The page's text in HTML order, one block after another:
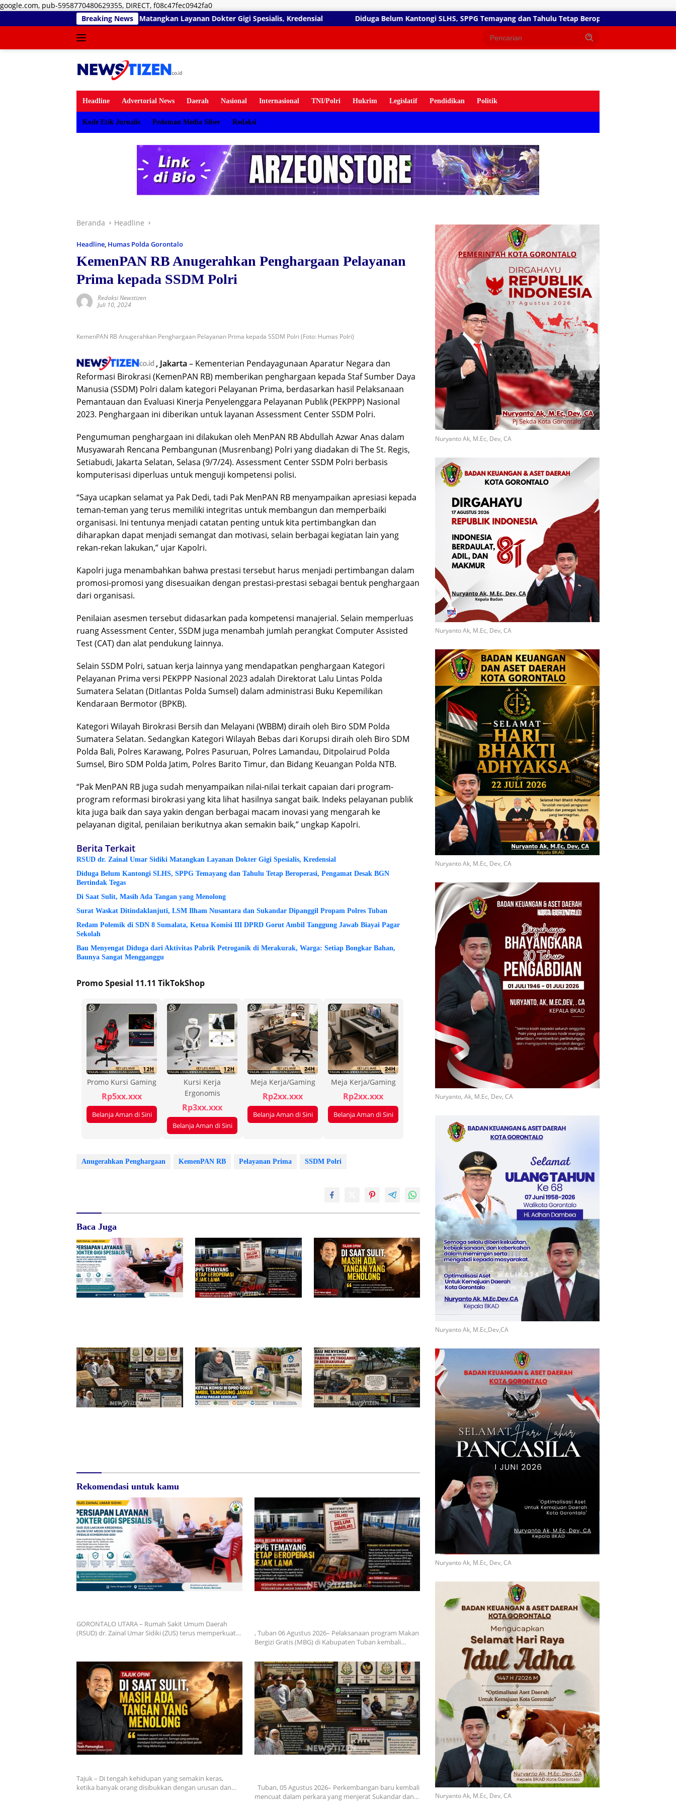
google.com, pub-5958770480629355, DIRECT, f08c47fec0942fa0Langsung
ke
konten
Breaking News
Umar Sidiki Matangkan Layanan Dokter Gigi Spesialis, Kredensial Diduga Belum Kantongi SLHS, SPPG Temayang dan Tahulu Tetap Beroperasi, Pengamat Desak BGN Bertindak Tegas
Headline Advertorial News Daerah Nasional Internasional TNI/Polri Hukrim Legislatif Pendidikan Politik
Kode Etik Jurnalis Pedoman Media Siber Redaksi
Beranda Headline
Headline, Humas Polda Gorontalo
KemenPAN RB Anugerahkan Penghargaan Pelayanan
Prima kepada SSDM Polri
Redaksi Newstizen
Juli 10, 2024
KemenPAN RB Anugerahkan Penghargaan Pelayanan Prima kepada SSDM Polri (Foto: Humas Polri)
, Jakarta – Kementerian Pendayagunaan Aparatur Negara dan
Reformasi Birokrasi (KemenPAN RB) memberikan penghargaan kepada Staf Sumber Daya
Manusia (SSDM) Polri dalam kategori Pelayanan Prima, berdasarkan hasil Pelaksanaan
Pemantauan dan Evaluasi Kinerja Penyelenggara Pelayanan Publik (PEKPPP) Nasional
2023. Penghargaan ini diberikan untuk layanan Assessment Center SSDM Polri.
Pengumuman penghargaan ini dilakukan oleh MenPAN RB Abdullah Azwar Anas dalam
Musyawarah Rencana Pembangunan (Musrenbang) Polri yang diadakan di The St. Regis,
Setiabudi, Jakarta Selatan, Selasa (9/7/24). Assessment Center SSDM Polri berbasis
komputerisasi diperluas untuk menguji kompetensi polisi.
“Saya ucapkan selamat ya Pak Dedi, tadi Pak MenPAN RB menyampaikan apresiasi kepada
teman-teman yang terus memiliki integritas untuk membangun dan memperbaiki
organisasi. Ini tentunya menjadi catatan penting untuk kita pertimbangkan dan
diharapkan dapat menjadi semangat dan motivasi, selain berbagai kegiatan lain yang
rekan-rekan lakukan,” ujar Kapolri.
Kapolri juga menambahkan bahwa prestasi tersebut harus menjadi pertimbangan dalam
promosi-promosi yang disesuaikan dengan prestasi-prestasi sebagai bentuk penghargaan
dari organisasi.
Penilaian asesmen tersebut didasarkan pada kompetensi manajerial. Selain memperluas
ruang Assessment Center, SSDM juga menambah jumlah perangkat Computer Assisted
Test (CAT) dan alat pendukung lainnya.
Selain SSDM Polri, satuan kerja lainnya yang mendapatkan penghargaan Kategori
Pelayanan Prima versi PEKPPP Nasional 2023 adalah Direktorat Lalu Lintas Polda
Sumatera Selatan (Ditlantas Polda Sumsel) dalam administrasi Buku Kepemilikan
Kendaraan Bermotor (BPKB).
Kategori Wilayah Birokrasi Bersih dan Melayani (WBBM) diraih oleh Biro SDM Polda
Sumatera Selatan. Sedangkan Kategori Wilayah Bebas dari Korupsi diraih oleh Biro SDM
Polda Bali, Polres Karawang, Polres Pasuruan, Polres Lamandau, Ditpolairud Polda
Sumsel, Biro SDM Polda Jatim, Polres Barito Timur, dan Bidang Keuangan Polda NTB.
“Pak MenPAN RB juga sudah menyampaikan nilai-nilai terkait capaian dari program-
program reformasi birokrasi yang kita lihat hasilnya sangat baik. Indeks pelayanan publik
kita juga baik dan saya yakin dengan berbagai macam inovasi yang mengarah ke
pelayanan digital, penilaian berikutnya akan semakin baik,” ungkap Kapolri.
Berita Terkait
RSUD dr. Zainal Umar Sidiki Matangkan Layanan Dokter Gigi Spesialis, Kredensial
Diduga Belum Kantongi SLHS, SPPG Temayang dan Tahulu Tetap Beroperasi, Pengamat Desak BGN
Bertindak Tegas
Di Saat Sulit, Masih Ada Tangan yang Menolong
Surat Waskat Ditindaklanjuti, LSM Ilham Nusantara dan Sukandar Dipanggil Propam Polres Tuban
Redam Polemik di SDN 8 Sumalata, Ketua Komisi III DPRD Gorut Ambil Tanggung Jawab Biayai Pagar
Sekolah
Bau Menyengat Diduga dari Aktivitas Pabrik Petroganik di Merakurak, Warga: Setiap Bongkar Bahan,
Baunya Sangat Mengganggu
Promo Spesial 11.11 TikTokShop
Promo Kursi Gaming
Rp5xx.xxx
Belanja Aman di Sini
Kursi Kerja
Ergonomis
Rp3xx.xxx
Belanja Aman di Sini
Meja Kerja/Gaming
Rp2xx.xxx
Belanja Aman di Sini
Meja Kerja/Gaming
Rp2xx.xxx
Belanja Aman di Sini
Anugerahkan Penghargaan KemenPAN RB Pelayanan Prima SSDM Polri
Baca Juga
Rekomendasi untuk kamu
GORONTALO UTARA – Rumah Sakit Umum Daerah
(RSUD) dr. Zainal Umar Sidiki (ZUS) terus memperkuat…
, Tuban 06 Agustus 2026– Pelaksanaan program Makan
Bergizi Gratis (MBG) di Kabupaten Tuban kembali…
Tajuk – Di tengah kehidupan yang semakin keras,
ketika banyak orang disibukkan dengan urusan dan…
Tuban, 05 Agustus 2026– Perkembangan baru kembali
mencuat dalam perkara yang menjerat Sukandar dan…
Nuryanto Ak, M.Ec, Dev, CA
Nuryanto Ak, M.Ec, Dev, CA
Nuryanto Ak, M.Ec, Dev, CA
Nuryanto, Ak, M.Ec, Dev, CA
Nuryanto Ak, M.Ec,Dev,CA
Nuryanto Ak, M.Ec, Dev, CA
Nuryanto Ak, M.Ec, Dev, CA